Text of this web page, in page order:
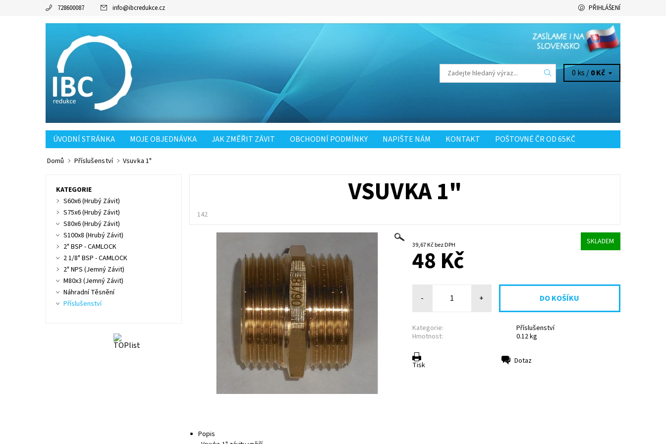
728600087 info@ibcredukce.cz PŘIHLÁŠENÍ
0 ks /0 Kč
ÚVODNÍ STRÁNKA MOJE OBJEDNÁVKA JAK ZMĚŘIT ZÁVIT OBCHODNÍ PODMÍNKY NAPIŠTE NÁM KONTAKT
POŠTOVNÉ ČR OD 65KČ
POŠTOVNÉ SK OD 90KČ
Domů Příslušenství Vsuvka 1"
VSUVKA 1"
142
39,67 Kč bez DPH SKLADEM
48 Kč
- +
Kategorie:
Příslušenství
Hmotnost:
0.12 kg
Tisk Dotaz
Popis
KATEGORIE
S60x6 (Hrubý Závit)
S75x6 (Hrubý Závit)
S80x6 (Hrubý Závit)
S100x8 (Hrubý Závit)
2" BSP - CAMLOCK
2 1/8" BSP - CAMLOCK
2" NPS (Jemný Závit)
M80x3 (Jemný Závit)
Náhradní Těsnění
Příslušenství